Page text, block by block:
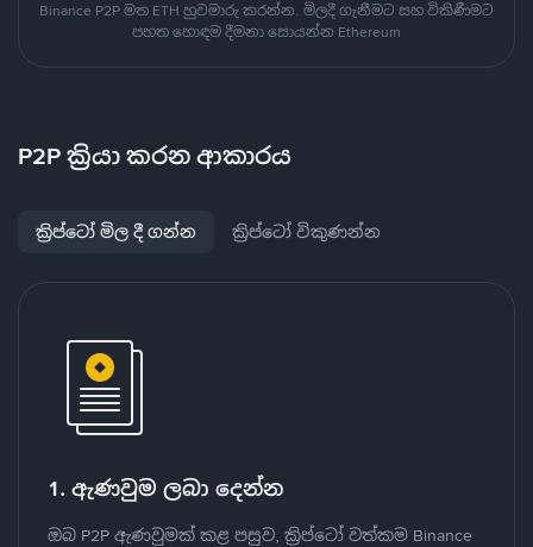
Binance P2P මත ETH හුවමාරු කරන්න. මිලදී ගැනීමට සහ විකිණීමට
පහත හොඳම දීමනා සොයන්න Ethereum
P2P ක්‍රියා කරන ආකාරය
ක්‍රිප්ටෝ මිල දී ගන්න ක්‍රිප්ටෝ විකුණන්න
1. ඇණවුම ලබා දෙන්න
ඔබ P2P ඇණවුමක් කළ පසුව, ක්‍රිප්ටෝ වත්කම Binance